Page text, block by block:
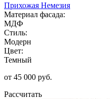
Прихожая Немезия
Материал фасада:
МДФ
Стиль:
Модерн
Цвет:
Темный
от 45 000 руб.
Рассчитать